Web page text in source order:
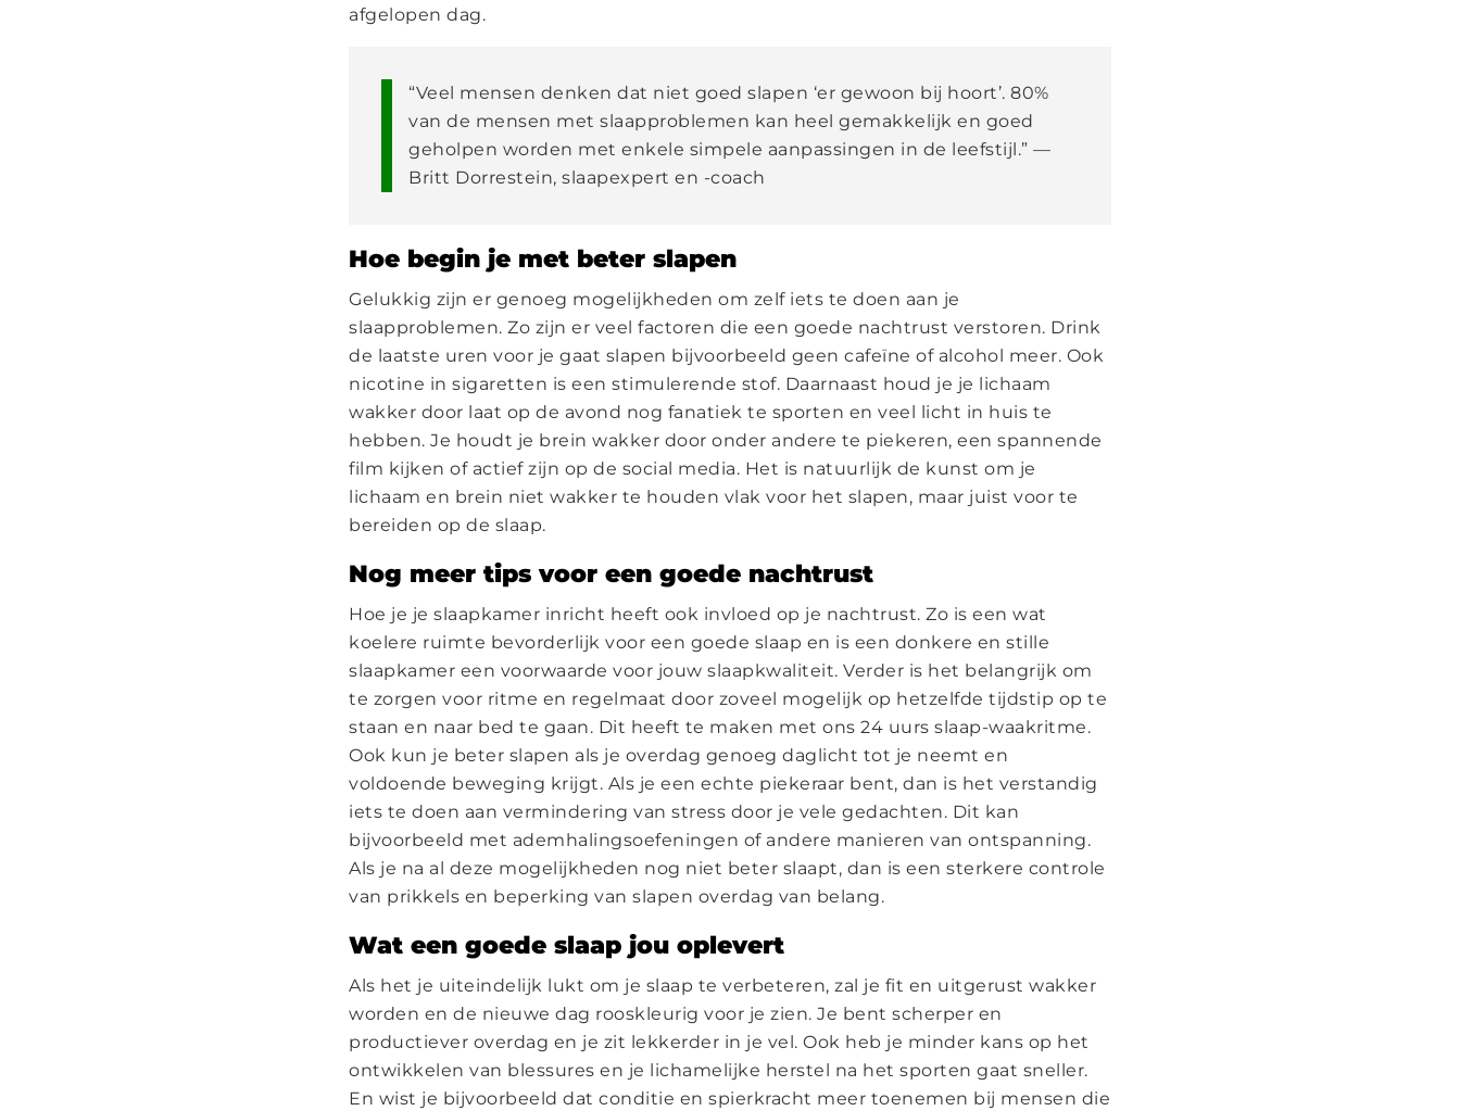
afgelopen dag.
“Veel mensen denken dat niet goed slapen ‘er gewoon bij hoort’. 80%
van de mensen met slaapproblemen kan heel gemakkelijk en goed
geholpen worden met enkele simpele aanpassingen in de leefstijl.” —
Britt Dorrestein, slaapexpert en -coach
Hoe begin je met beter slapen
Gelukkig zijn er genoeg mogelijkheden om zelf iets te doen aan je
slaapproblemen. Zo zijn er veel factoren die een goede nachtrust verstoren. Drink
de laatste uren voor je gaat slapen bijvoorbeeld geen cafeïne of alcohol meer. Ook
nicotine in sigaretten is een stimulerende stof. Daarnaast houd je je lichaam
wakker door laat op de avond nog fanatiek te sporten en veel licht in huis te
hebben. Je houdt je brein wakker door onder andere te piekeren, een spannende
film kijken of actief zijn op de social media. Het is natuurlijk de kunst om je
lichaam en brein niet wakker te houden vlak voor het slapen, maar juist voor te
bereiden op de slaap.
Nog meer tips voor een goede nachtrust
Hoe je je slaapkamer inricht heeft ook invloed op je nachtrust. Zo is een wat
koelere ruimte bevorderlijk voor een goede slaap en is een donkere en stille
slaapkamer een voorwaarde voor jouw slaapkwaliteit. Verder is het belangrijk om
te zorgen voor ritme en regelmaat door zoveel mogelijk op hetzelfde tijdstip op te
staan en naar bed te gaan. Dit heeft te maken met ons 24 uurs slaap-waakritme.
Ook kun je beter slapen als je overdag genoeg daglicht tot je neemt en
voldoende beweging krijgt. Als je een echte piekeraar bent, dan is het verstandig
iets te doen aan vermindering van stress door je vele gedachten. Dit kan
bijvoorbeeld met ademhalingsoefeningen of andere manieren van ontspanning.
Als je na al deze mogelijkheden nog niet beter slaapt, dan is een sterkere controle
van prikkels en beperking van slapen overdag van belang.
Wat een goede slaap jou oplevert
Als het je uiteindelijk lukt om je slaap te verbeteren, zal je fit en uitgerust wakker
worden en de nieuwe dag rooskleurig voor je zien. Je bent scherper en
productiever overdag en je zit lekkerder in je vel. Ook heb je minder kans op het
ontwikkelen van blessures en je lichamelijke herstel na het sporten gaat sneller.
En wist je bijvoorbeeld dat conditie en spierkracht meer toenemen bij mensen die